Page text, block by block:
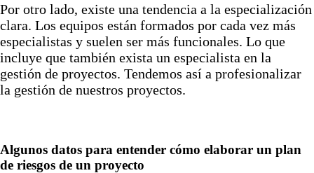
Por otro lado, existe una tendencia a la especialización
clara. Los equipos están formados por cada vez más
especialistas y suelen ser más funcionales. Lo que
incluye que también exista un especialista en la
gestión de proyectos. Tendemos así a profesionalizar
la gestión de nuestros proyectos.
Algunos datos para entender cómo elaborar un plan
de riesgos de un proyecto